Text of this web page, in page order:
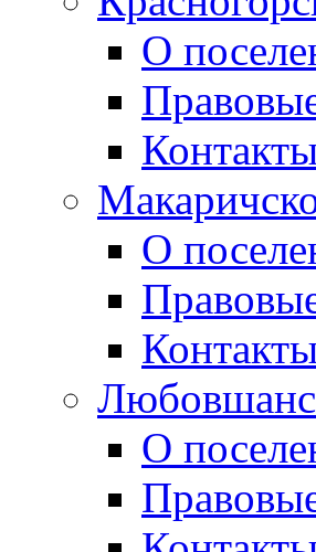
О
О
О